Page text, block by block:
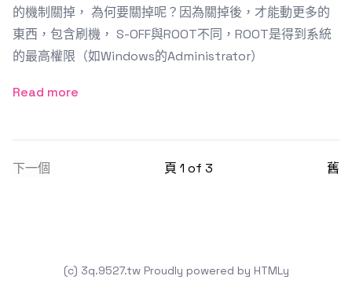
的機制關掉， 為何要關掉呢？因為關掉後，才能動更多的
東西，包含刷機， S-OFF與ROOT不同，ROOT是得到系統
的最高權限（如Windows的Administrator）
Read more
下一個 頁 1 of 3 舊
(c) 3q.9527.tw Proudly powered by HTMLy